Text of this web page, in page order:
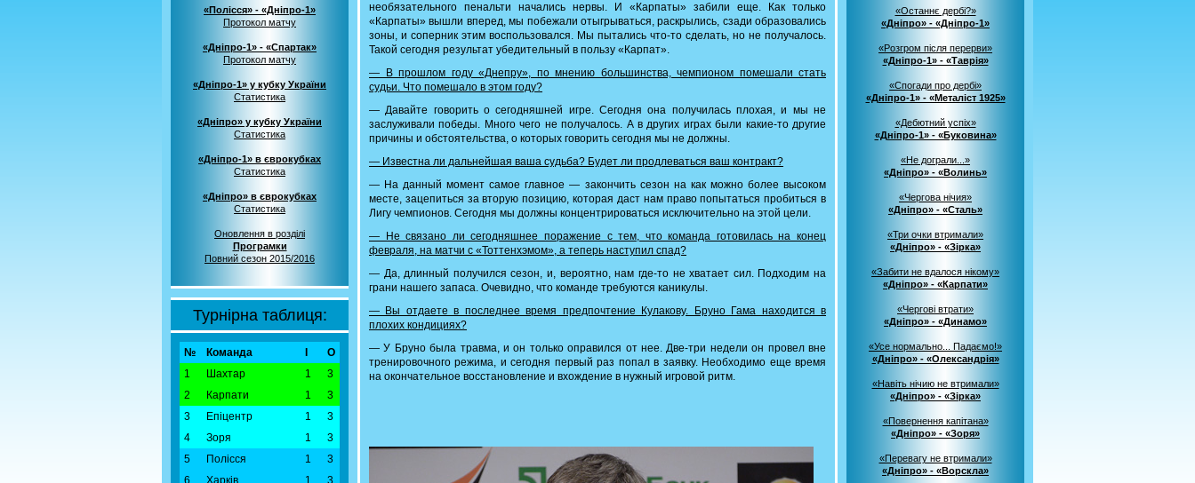
«Полісся» - «Дніпро-1»
Протокол матчу
«Дніпро-1» - «Спартак»
Протокол матчу
«Дніпро-1» у кубку України
Статистика
«Дніпро» у кубку України
Статистика
«Дніпро-1» в єврокубках
Статистика
«Дніпро» в єврокубках
Статистика
Оновлення в розділі
Програмки
Повний сезон 2015/2016
Турнірна таблиця:
№ Команда
О
1
Шахтар 1
3
2
Карпати 1
3
3
Епіцентр 1
3
4
Зоря 1
3
5
Полісся 1
3
6
Харків 1
3
необязательного пенальти начались нервы. И «Карпаты» забили еще. Как только
«Карпаты» вышли вперед, мы побежали отыгрываться, раскрылись, сзади образовались
зоны, и соперник этим воспользовался. Мы пытались что-то сделать, но не получалось.
Такой сегодня результат убедительный в пользу «Карпат».
— В прошлом году «Днепру», по мнению большинства, чемпионом помешали стать
судьи. Что помешало в этом году?
— Давайте говорить о сегодняшней игре. Сегодня она получилась плохая, и мы не
заслуживали победы. Много чего не получалось. А в других играх были какие-то другие
причины и обстоятельства, о которых говорить сегодня мы не должны.
— Известна ли дальнейшая ваша судьба? Будет ли продлеваться ваш контракт?
— На данный момент самое главное — закончить сезон на как можно более высоком
месте, зацепиться за вторую позицию, которая даст нам право попытаться пробиться в
Лигу чемпионов. Сегодня мы должны концентрироваться исключительно на этой цели.
— Не связано ли сегодняшнее поражение с тем, что команда готовилась на конец
февраля, на матчи с «Тоттенхэмом», а теперь наступил спад?
— Да, длинный получился сезон, и, вероятно, нам где-то не хватает сил. Подходим на
грани нашего запаса. Очевидно, что команде требуются каникулы.
— Вы отдаете в последнее время предпочтение Кулакову. Бруно Гама находится в
плохих кондициях?
— У Бруно была травма, и он только оправился от нее. Две-три недели он провел вне
тренировочного режима, и сегодня первый раз попал в заявку. Необходимо еще время
на окончательное восстановление и вхождение в нужный игровой ритм.
«Останнє дербі?»
«Дніпро» - «Дніпро-1»
«Розгром після перерви»
«Дніпро-1» - «Таврія»
«Спогади про дербі»
«Дніпро-1» - «Металіст 1925»
«Дебютний успіх»
«Дніпро-1» - «Буковина»
«Не дограли...»
«Дніпро» - «Волинь»
«Чергова нічия»
«Дніпро» - «Сталь»
«Три очки втримали»
«Дніпро» - «Зірка»
«Забити не вдалося нікому»
«Дніпро» - «Карпати»
«Чергові втрати»
«Дніпро» - «Динамо»
«Усе нормально... Падаємо!»
«Дніпро» - «Олександрія»
«Навіть нічию не втримали»
«Дніпро» - «Зірка»
«Повернення капітана»
«Дніпро» - «Зоря»
«Перевагу не втримали»
«Дніпро» - «Ворскла»